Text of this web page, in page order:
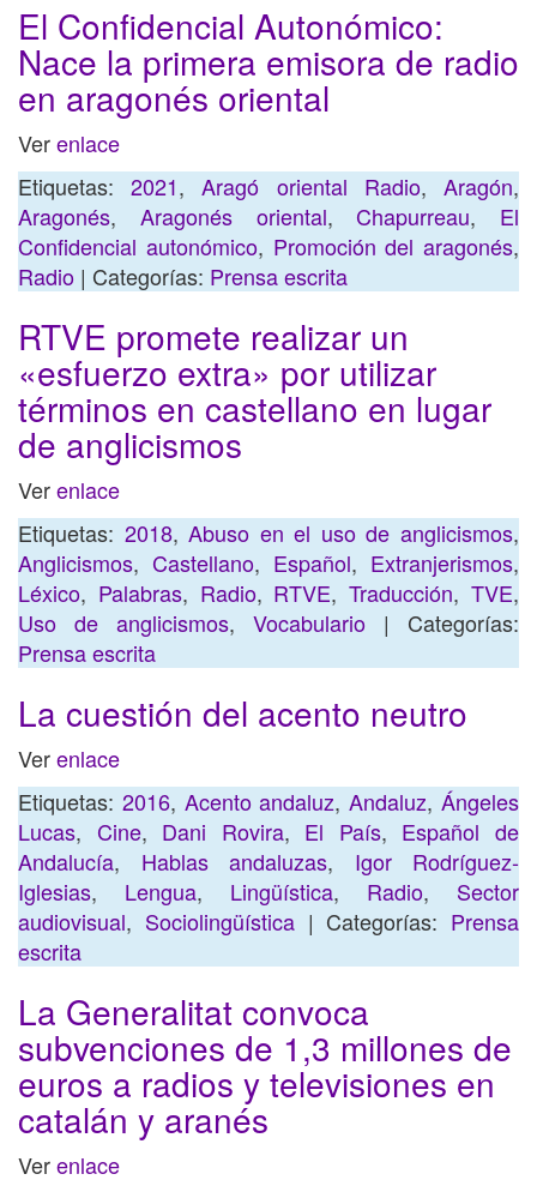
El Confidencial Autonómico:
Nace la primera emisora de radio
en aragonés oriental
Verenlace
Etiquetas:2021,Aragó oriental Radio,Aragón,
Aragonés, Aragonés oriental,Chapurreau, El
Confidencial autonómico, Promoción del aragonés,
Radio | Categorías: Prensa escrita
RTVE promete realizar un
«esfuerzo extra» por utilizar
términos en castellano en lugar
de anglicismos
Verenlace
Etiquetas: 2018,Abuso en el uso de anglicismos,
Anglicismos, Castellano, Español, Extranjerismos,
Léxico, Palabras, Radio, RTVE,Traducción,TVE,
Uso de anglicismos, Vocabulario | Categorías:
Prensa escrita
La cuestión del acento neutro
Verenlace
Etiquetas: 2016, Acento andaluz,Andaluz,Ángeles
Lucas, Cine, Dani Rovira, El País, Español de
Andalucía, Hablas andaluzas, Igor Rodríguez-
Iglesias, Lengua, Lingüística, Radio, Sector
audiovisual, Sociolingüística| Categorías: Prensa
escrita
La Generalitat convoca
subvenciones de 1,3 millones de
euros a radios y televisiones en
catalán y aranés
Verenlace